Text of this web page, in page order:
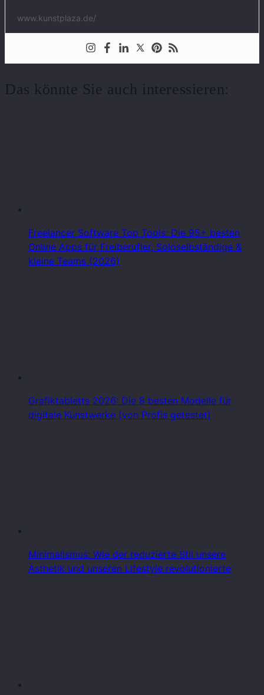
www.kunstplaza.de/
Das könnte Sie auch interessieren:
Freelancer Software Top Tools: Die 95+ besten
Online Apps für Freiberufler, Soloselbständige &
kleine Teams (2026)
Grafiktabletts 2026: Die 8 besten Modelle für
digitale Kunstwerke (von Profis getestet)
Minimalismus: Wie der reduzierte Stil unsere
Ästhetik und unseren Lifestyle revolutionierte